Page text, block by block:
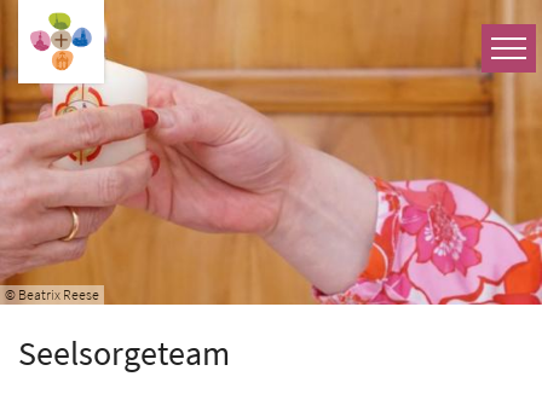
Zum Inhalt springen
© Beatrix Reese
Seelsorgeteam